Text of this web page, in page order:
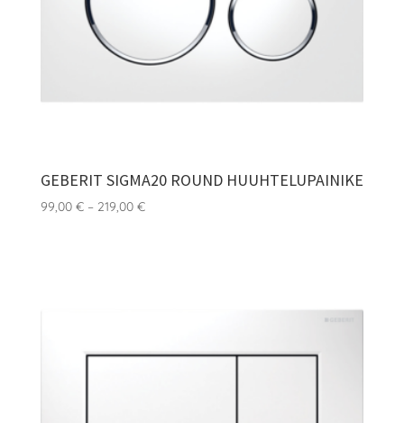
GEBERIT SIGMA20 ROUND HUUHTELUPAINIKE
99,00 € – 219,00 €Hintaluokka: